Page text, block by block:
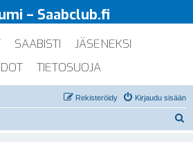
– Saabclub.fi
SAABISTI
JÄSENEKSI
TIETOSUOJA
Kirjaudu sisään
Rekisteröidy